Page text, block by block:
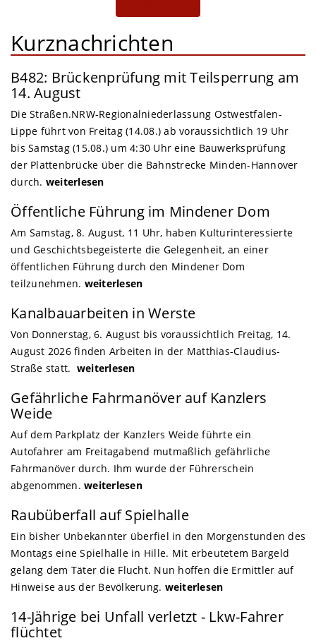
Kurznachrichten
B482: Brückenprüfung mit Teilsperrung am
14. August
Die Straßen.NRW-Regionalniederlassung Ostwestfalen-
Lippe führt von Freitag (14.08.) ab voraussichtlich 19 Uhr
bis Samstag (15.08.) um 4:30 Uhr eine Bauwerksprüfung
der Plattenbrücke über die Bahnstrecke Minden-Hannover
durch. weiterlesen
Öffentliche Führung im Mindener Dom
Am Samstag, 8. August, 11 Uhr, haben Kulturinteressierte
und Geschichtsbegeisterte die Gelegenheit, an einer
öffentlichen Führung durch den Mindener Dom
teilzunehmen. weiterlesen
Kanalbauarbeiten in Werste
Von Donnerstag, 6. August bis voraussichtlich Freitag, 14.
August 2026 finden Arbeiten in der Matthias-Claudius-
Straße statt. weiterlesen
Gefährliche Fahrmanöver auf Kanzlers
Weide
Auf dem Parkplatz der Kanzlers Weide führte ein
Autofahrer am Freitagabend mutmaßlich gefährliche
Fahrmanöver durch. Ihm wurde der Führerschein
abgenommen. weiterlesen
Raubüberfall auf Spielhalle
Ein bisher Unbekannter überfiel in den Morgenstunden des
Montags eine Spielhalle in Hille. Mit erbeutetem Bargeld
gelang dem Täter die Flucht. Nun hoffen die Ermittler auf
Hinweise aus der Bevölkerung. weiterlesen
14-Jährige bei Unfall verletzt - Lkw-Fahrer
flüchtet